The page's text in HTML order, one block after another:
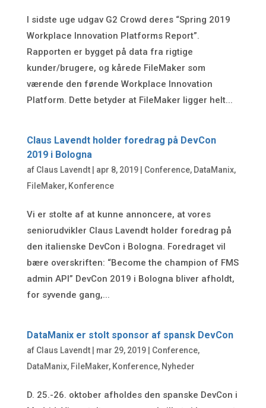
I sidste uge udgav G2 Crowd deres “Spring 2019
Workplace Innovation Platforms Report”.
Rapporten er bygget på data fra rigtige
kunder/brugere, og kårede FileMaker som
værende den førende Workplace Innovation
Platform. Dette betyder at FileMaker ligger helt...
Claus Lavendt holder foredrag på DevCon
2019 i Bologna
af Claus Lavendt| apr 8, 2019| Conference, DataManix,
FileMaker, Konference
Vi er stolte af at kunne annoncere, at vores
seniorudvikler Claus Lavendt holder foredrag på
den italienske DevCon i Bologna. Foredraget vil
bære overskriften: “Become the champion of FMS
admin API” DevCon 2019 i Bologna bliver afholdt,
for syvende gang,...
DataManix er stolt sponsor af spansk DevCon
af Claus Lavendt| mar 29, 2019| Conference,
DataManix, FileMaker, Konference, Nyheder
D. 25.-26. oktober afholdes den spanske DevCon i